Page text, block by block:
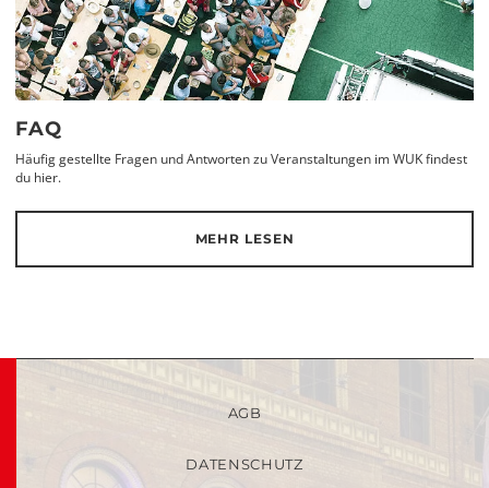
FAQ
Häufig gestellte Fragen und Antworten zu Veranstaltungen im WUK findest
du hier.
MEHR LESEN
AGB
DATENSCHUTZ